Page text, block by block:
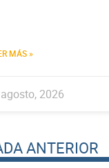
MÁS »
2026
ANTERIOR